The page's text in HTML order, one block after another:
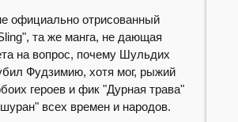
официально отрисованный
та же манга, не дающая
на вопрос, почему Шульдих
Фудзимию, хотя мог, рыжий
героев и фик "Дурная трава"
всех времен и народов.